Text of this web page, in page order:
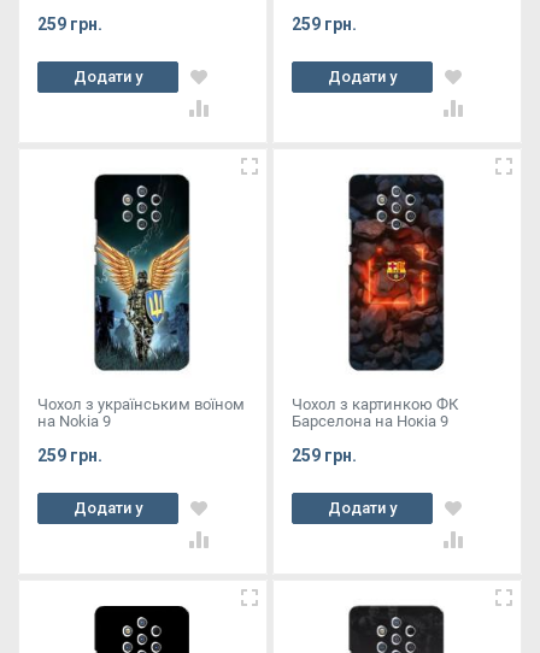
259 грн.
Додати у
кошик
259 грн.
Додати у
кошик
Чохол з українським воїном
на Nokia 9
259 грн.
Додати у
кошик
Чохол з картинкою ФК
Барселона на Нокіа 9
259 грн.
Додати у
кошик